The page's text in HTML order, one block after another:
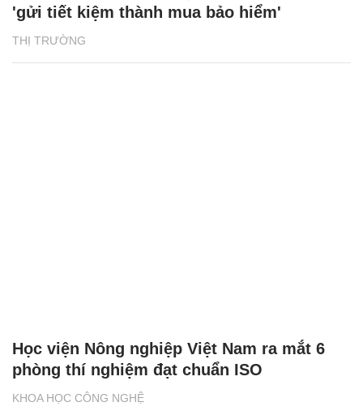
THỊ TRƯỜNG
'gửi tiết kiệm thành mua bảo hiểm'
KHOA HỌC CÔNG NGHỆ
Học viện Nông nghiệp Việt Nam ra mắt 6
phòng thí nghiệm đạt chuẩn ISO